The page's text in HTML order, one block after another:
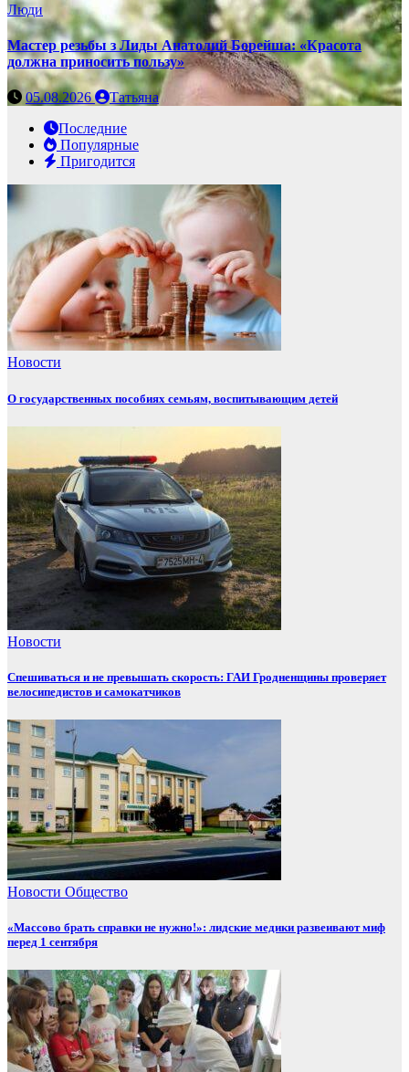
Люди
Мастер резьбы з Лиды Анатолий Борейша: «Красота
должна приносить пользу»
05.08.2026
Татьяна
Последние
Популярные
Пригодится
Новости
О государственных пособиях семьям, воспитывающим детей
Новости
Спешиваться и не превышать скорость: ГАИ Гродненщины проверяет
велосипедистов и самокатчиков
Новости Общество
«Массово брать справки не нужно!»: лидские медики развеивают миф
перед 1 сентября